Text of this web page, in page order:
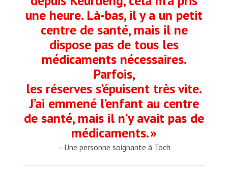
une heure. Là-bas, il y a un petit
centre de santé, mais il ne
dispose pas de tous les
médicaments nécessaires.
Parfois,
les réserves s’épuisent très vite.
J’ai emmené l’enfant au centre
de santé, mais il n’y avait pas de
médicaments. »
– Une personne soignante à Toch